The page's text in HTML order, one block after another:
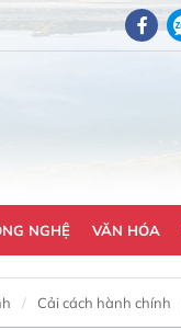
NGHỆ VĂN HÓA
Cải cách hành chính